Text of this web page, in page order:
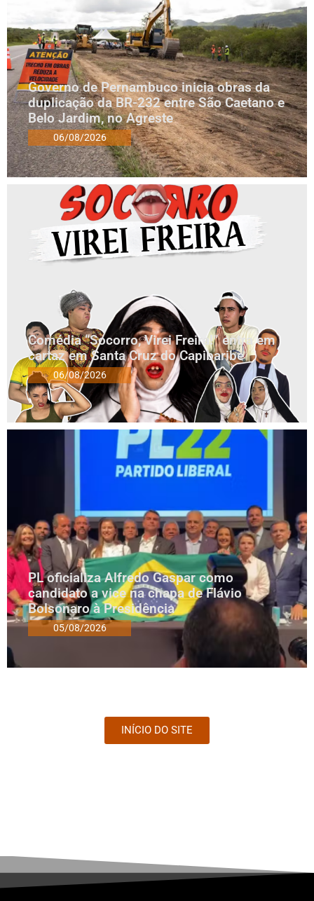
Governo de Pernambuco inicia obras da
duplicação da BR-232 entre São Caetano e
Belo Jardim, no Agreste
06/08/2026
Comédia “Socorro, Virei Freira!” entra em
cartaz em Santa Cruz do Capibaribe
06/08/2026
PL oficializa Alfredo Gaspar como
candidato a vice na chapa de Flávio
Bolsonaro à Presidência
05/08/2026
INÍCIO DO SITE